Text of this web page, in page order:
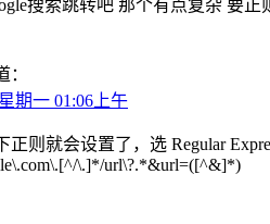
搜索跳转吧 那个有点复杂 要正
：
期一 01:06上午
则就会设置了，选 Regular
\.]*/url\?.*&url=([^&]*)